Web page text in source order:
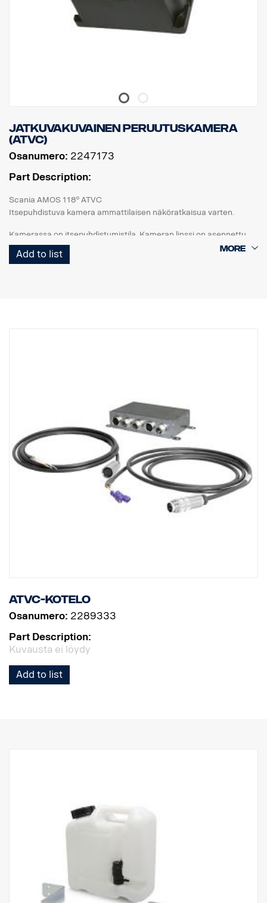
Jatkuvakuvainen peruutuskamera
(ATVC)
Osanumero: 2247173
Part Description:
Scania AMOS 118º ATVC
Itsepuhdistuva kamera ammattilaisen näköratkaisua varten.
Kamerassa on itsepuhdistumistila. Kameran linssi on asennettu
lasiputkeen, jota teollinen askelmoottori voi pyörittää.
Aktivoitaessa lasipinnalle suihkutetaan suuttimen kautta vettä (tai
• Uuden sukupolven CMOS-tunnistin
• Pyörintäliike täydet 360°
• 0,5-metrinen videokaapeli 7p ja 0,5-metrinen vesiletku venttiilillä
vesipumppuun yhdistämistä varten
• • ATVC I/O -rasia ja ATVC-kamera yhdistetään toisiinsa 7-
napaisilla liittimillä varustetulla johdolla
Add to list
ATVC-kotelo
Osanumero: 2289333
Part Description:
Kuvausta ei löydy
Add to list